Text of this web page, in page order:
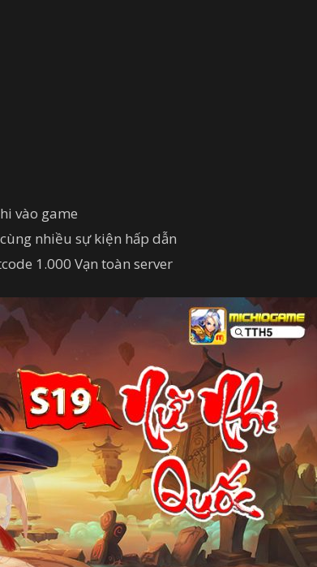
vào game
nhiều sự kiện hấp dẫn
1.000 Vạn toàn server